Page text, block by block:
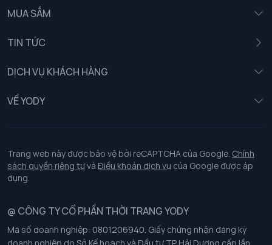
MUA SẮM
TIN TỨC
DỊCH VỤ KHÁCH HÀNG
Chính sách khách hàng thân thiết
Chính sách bảo vệ dữ liệu cá nhân
Chính sách thanh toán, giao nhận
Chính sách chất lượng và an toàn sức khoẻ nghề nghiệp
Chính sách đơn đồng phục
VỀ YODY
Tuyển dụng
Trang web này được bảo vệ bởi reCAPTCHA của Google. Chính
sách quyền riêng tưvà Điều khoản dịch vụ của Google được áp
dụng.
@ CÔNG TY CỔ PHẦN THỜI TRANG YODY
Mã số doanh nghiệp: 0801206940. Giấy chứng nhận đăng ký
doanh nghiệp do Sở Kế hoạch và Đầu tư TP Hải Dương cấp lần